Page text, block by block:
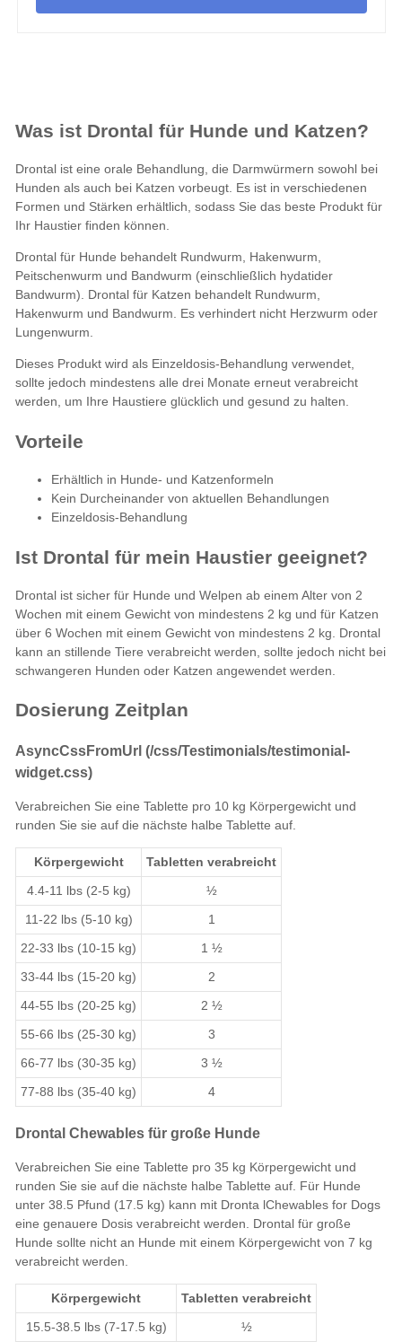
Was ist Drontal für Hunde und Katzen?
Drontal ist eine orale Behandlung, die Darmwürmern sowohl bei
Hunden als auch bei Katzen vorbeugt. Es ist in verschiedenen
Formen und Stärken erhältlich, sodass Sie das beste Produkt für
Ihr Haustier finden können.
Drontal für Hunde behandelt Rundwurm, Hakenwurm,
Peitschenwurm und Bandwurm (einschließlich hydatider
Bandwurm). Drontal für Katzen behandelt Rundwurm,
Hakenwurm und Bandwurm. Es verhindert nicht Herzwurm oder
Lungenwurm.
Dieses Produkt wird als Einzeldosis-Behandlung verwendet,
sollte jedoch mindestens alle drei Monate erneut verabreicht
werden, um Ihre Haustiere glücklich und gesund zu halten.
Vorteile
Erhältlich in Hunde- und Katzenformeln
Kein Durcheinander von aktuellen Behandlungen
Einzeldosis-Behandlung
Ist Drontal für mein Haustier geeignet?
Drontal ist sicher für Hunde und Welpen ab einem Alter von 2
Wochen mit einem Gewicht von mindestens 2 kg und für Katzen
über 6 Wochen mit einem Gewicht von mindestens 2 kg. Drontal
kann an stillende Tiere verabreicht werden, sollte jedoch nicht bei
schwangeren Hunden oder Katzen angewendet werden.
Dosierung Zeitplan
AsyncCssFromUrl (/css/Testimonials/testimonial-
widget.css)
Verabreichen Sie eine Tablette pro 10 kg Körpergewicht und
runden Sie sie auf die nächste halbe Tablette auf.
Körpergewicht
Tabletten verabreicht
4.4-11 lbs (2-5 kg)
½
11-22 lbs (5-10 kg)
1
22-33 lbs (10-15 kg)
1 ½
33-44 lbs (15-20 kg)
2
44-55 lbs (20-25 kg)
2 ½
55-66 lbs (25-30 kg)
3
66-77 lbs (30-35 kg)
3 ½
77-88 lbs (35-40 kg)
4
Drontal Chewables für große Hunde
Verabreichen Sie eine Tablette pro 35 kg Körpergewicht und
runden Sie sie auf die nächste halbe Tablette auf. Für Hunde
unter 38.5 Pfund (17.5 kg) kann mit Dronta lChewables for Dogs
eine genauere Dosis verabreicht werden. Drontal für große
Hunde sollte nicht an Hunde mit einem Körpergewicht von 7 kg
verabreicht werden.
Körpergewicht
Tabletten verabreicht
15.5-38.5 lbs (7-17.5 kg)
½